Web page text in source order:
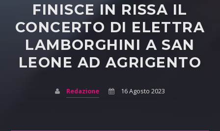
FINISCE IN RISSA IL
CONCERTO DI ELETTRA
LAMBORGHINI A SAN
LEONE AD AGRIGENTO
Redazione 16 Agosto 2023